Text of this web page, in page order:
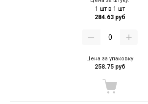
1 шт в 1 шт
284.63 руб
Цена за упаковку
258.75 руб